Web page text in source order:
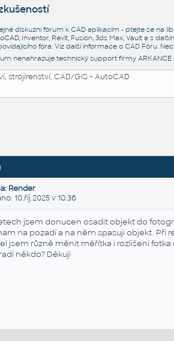
diskuzní fórum k CAD aplikacím - ptejte se na
Inventor, Revit, Fusion, 3ds Max, Vault a s
fóra. Viz další informace o CAD Fóru.
nenahrazuje technický support firmy
strojírenství, CAD/GIS>AutoCAD
Render
10.říj.2025 v 10:36
jsem donucen osadit objekt do
na pozadí a na něm spasuji objekt. Při
jsem různě měnit měřítka i rozlišení fotka
někdo? Děkuji